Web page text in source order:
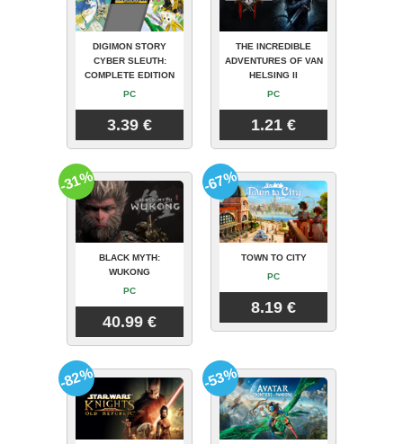
DIGIMON STORY
CYBER SLEUTH:
COMPLETE EDITION
PC
3.39 €
THE INCREDIBLE
ADVENTURES OF VAN
HELSING II
PC
1.21 €
BLACK MYTH:
WUKONG
PC
40.99 €
-31%
TOWN TO CITY
PC
8.19 €
-67%
-82% -53%